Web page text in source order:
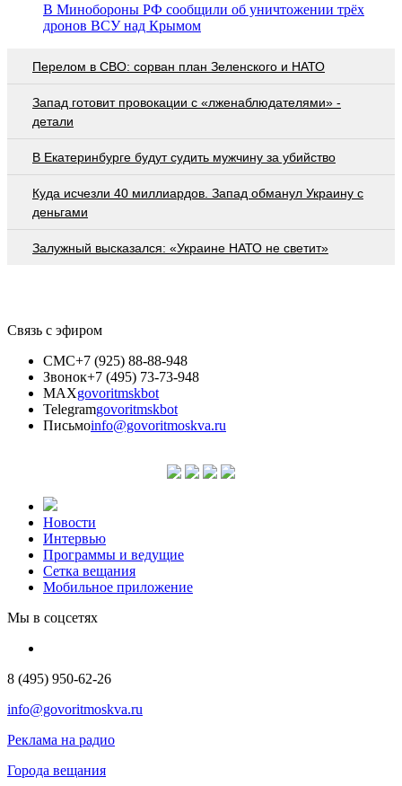
В Минобороны РФ сообщили об уничтожении трёх
дронов ВСУ над Крымом
Перелом в СВО: сорван план Зеленского и НАТО
Запад готовит провокации с «лженаблюдателями» -
детали
В Екатеринбурге будут судить мужчину за убийство
Куда исчезли 40 миллиардов. Запад обманул Украину с
деньгами
Залужный высказался: «Украине НАТО не светит»
Связь с эфиром
СМС+7 (925) 88-88-948
Звонок+7 (495) 73-73-948
MAXgovoritmskbot
Telegramgovoritmskbot
Письмоinfo@govoritmoskva.ru
Новости
Интервью
Программы и ведущие
Сетка вещания
Мобильное приложение
Мы в соцсетях
8 (495) 950-62-26
info@govoritmoskva.ru
Реклама на радио
Города вещания